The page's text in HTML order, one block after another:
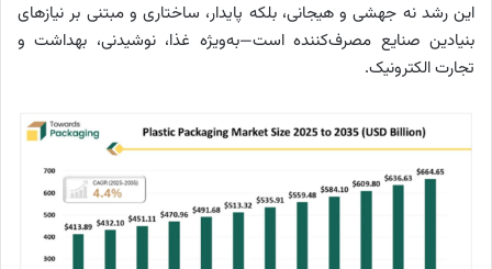
این رشد نه جهشی و هیجانی، بلکه پایدار، ساختاری و مبتنی بر نیازهای
بنیادین صنایع مصرف‌کننده است—به‌ویژه غذا، نوشیدنی، بهداشت و
تجارت الکترونیک.